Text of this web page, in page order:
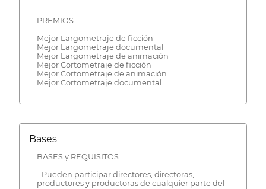
PREMIOS
Mejor Largometraje de ficción
Mejor Largometraje documental
Mejor Largometraje de animación
Mejor Cortometraje de ficción
Mejor Cortometraje de animación
Mejor Cortometraje documental
Bases
BASES y REQUISITOS
- Pueden participar directores, directoras,
productores y productoras de cualquier parte del